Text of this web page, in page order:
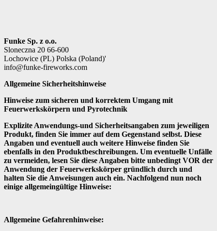
Funke Sp. z o.o.
Sloneczna 20 66-600
Lochowice (PL) Polska (Poland)'
info@funke-fireworks.com
Allgemeine Sicherheitshinweise
Hinweise zum sicheren und korrektem Umgang mit
Feuerwerkskörpern und Pyrotechnik
Explizite Anwendungs-und Sicherheitsangaben zum jeweiligen
Produkt, finden Sie immer auf dem Gegenstand selbst. Diese
Angaben und eventuell auch weitere Hinweise finden Sie
ebenfalls in den Produktbeschreibungen. Um eventuelle Unfälle
zu vermeiden, lesen Sie diese Angaben bitte unbedingt VOR der
Anwendung der Feuerwerkskörper gründlich durch und
halten Sie die Anweisungen auch ein. Nachfolgend nun noch
einige allgemeingültige Hinweise:
Allgemeine Gefahrenhinweise: